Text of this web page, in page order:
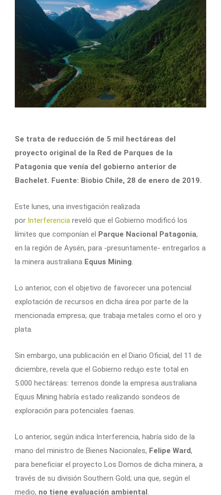
Se trata de reducción de 5 mil hectáreas del
proyecto original de la Red de Parques de la
Patagonia que venía del gobierno anterior de
Bachelet. Fuente: Biobio Chile, 28 de enero de 2019.
Este lunes, una investigación realizada
por Interferencia reveló que el Gobierno modificó los
límites que componían el Parque Nacional Patagonia,
en la región de Aysén, para -presuntamente- entregarlos a
la minera australiana Equus Mining.
Lo anterior, con el objetivo de favorecer una potencial
explotación de recursos en dicha área por parte de la
mencionada empresa; que trabaja metales como el oro y
plata.
Sin embargo, una publicación en el Diario Oficial, del 11 de
diciembre, revela que el Gobierno redujo este total en
5.000 hectáreas: terrenos donde la empresa australiana
Equus Mining habría estado realizando sondeos de
exploración para potenciales faenas.
Lo anterior, según indica Interferencia, habría sido de la
mano del ministro de Bienes Nacionales, Felipe Ward,
para beneficiar el proyecto Los Domos de dicha minera, a
través de su división Southern Gold; una que, según el
medio, no tiene evaluación ambiental.